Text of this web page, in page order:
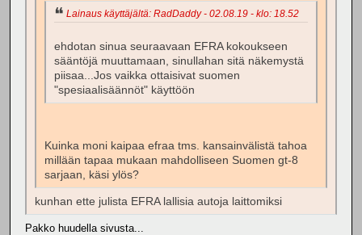
Lainaus käyttäjältä: RadDaddy - 02.08.19 - klo: 18.52
ehdotan sinua seuraavaan EFRA kokoukseen
sääntöjä muuttamaan, sinullahan sitä näkemystä
piisaa...Jos vaikka ottaisivat suomen
"spesiaalisäännöt" käyttöön
Kuinka moni kaipaa efraa tms. kansainvälistä tahoa
millään tapaa mukaan mahdolliseen Suomen gt-8
sarjaan, käsi ylös?
kunhan ette julista EFRA lallisia autoja laittomiksi
Pakko huudella sivusta...